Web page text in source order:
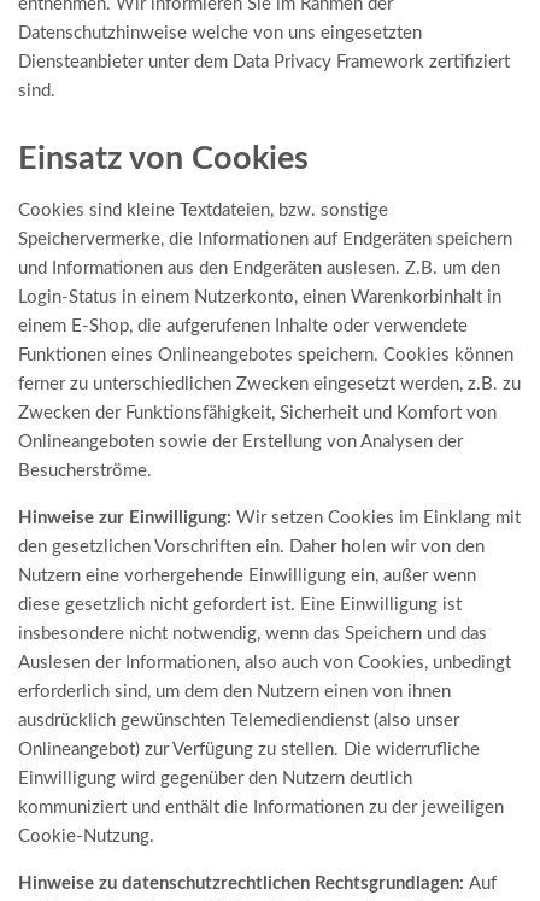
entnehmen. Wir informieren Sie im Rahmen der
Datenschutzhinweise welche von uns eingesetzten
Diensteanbieter unter dem Data Privacy Framework zertifiziert
sind.
Einsatz von Cookies
Cookies sind kleine Textdateien, bzw. sonstige
Speichervermerke, die Informationen auf Endgeräten speichern
und Informationen aus den Endgeräten auslesen. Z.B. um den
Login-Status in einem Nutzerkonto, einen Warenkorbinhalt in
einem E-Shop, die aufgerufenen Inhalte oder verwendete
Funktionen eines Onlineangebotes speichern. Cookies können
ferner zu unterschiedlichen Zwecken eingesetzt werden, z.B. zu
Zwecken der Funktionsfähigkeit, Sicherheit und Komfort von
Onlineangeboten sowie der Erstellung von Analysen der
Besucherströme.
Hinweise zur Einwilligung: Wir setzen Cookies im Einklang mit
den gesetzlichen Vorschriften ein. Daher holen wir von den
Nutzern eine vorhergehende Einwilligung ein, außer wenn
diese gesetzlich nicht gefordert ist. Eine Einwilligung ist
insbesondere nicht notwendig, wenn das Speichern und das
Auslesen der Informationen, also auch von Cookies, unbedingt
erforderlich sind, um dem den Nutzern einen von ihnen
ausdrücklich gewünschten Telemediendienst (also unser
Onlineangebot) zur Verfügung zu stellen. Die widerrufliche
Einwilligung wird gegenüber den Nutzern deutlich
kommuniziert und enthält die Informationen zu der jeweiligen
Cookie-Nutzung.
Hinweise zu datenschutzrechtlichen Rechtsgrundlagen: Auf